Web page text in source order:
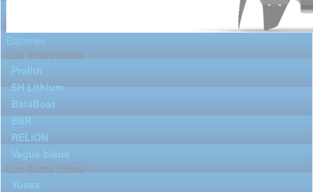
Batteries
Les floats tubes
Prolith
SH Lithium
Bat4Boat
BSR
RELiON
Vague bleue
Les floats tubes
Yuasa